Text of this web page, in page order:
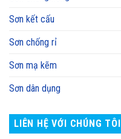
Sơn kết cấu
Sơn chống rỉ
Sơn mạ kẽm
Sơn dân dụng
LIÊN HỆ VỚI CHÚNG TÔI